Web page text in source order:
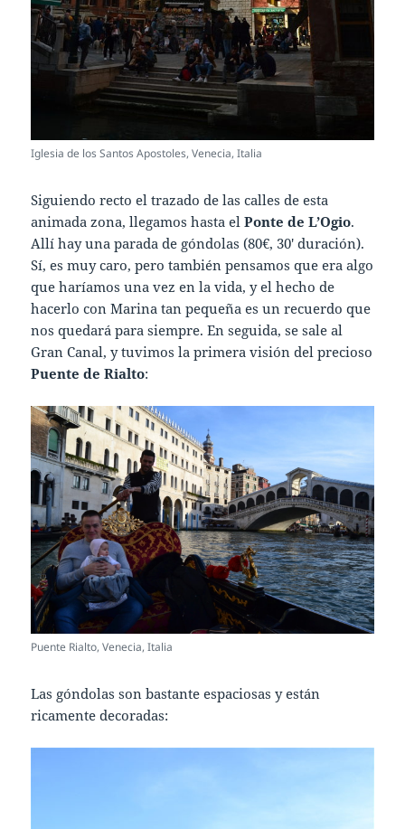
Iglesia de los Santos Apostoles, Venecia, Italia
Siguiendo recto el trazado de las calles de esta
animada zona, llegamos hasta elPonte de L’Ogio.
Allí hay una parada de góndolas (80€, 30′ duración).
Sí, es muy caro, pero también pensamos que era algo
que haríamos una vez en la vida, y el hecho de
hacerlo con Marina tan pequeña es un recuerdo que
nos quedará para siempre. En seguida, se sale al
Gran Canal, y tuvimos la primera visión del precioso
Puente de Rialto:
Puente Rialto, Venecia, Italia
Las góndolas son bastante espaciosas y están
ricamente decoradas: